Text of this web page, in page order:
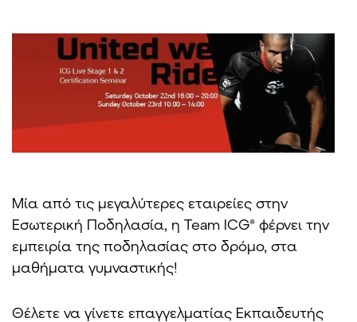
Μία από τις μεγαλύτερες εταιρείες στην
Εσωτερική Ποδηλασία, η Team ICG® φέρνει την
εμπειρία της ποδηλασίας στο δρόμο, στα
μαθήματα γυμναστικής!
Θέλετε να γίνετε επαγγελματίας Εκπαιδευτής